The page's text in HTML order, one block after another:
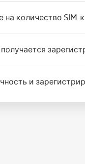
на количество
получается
и